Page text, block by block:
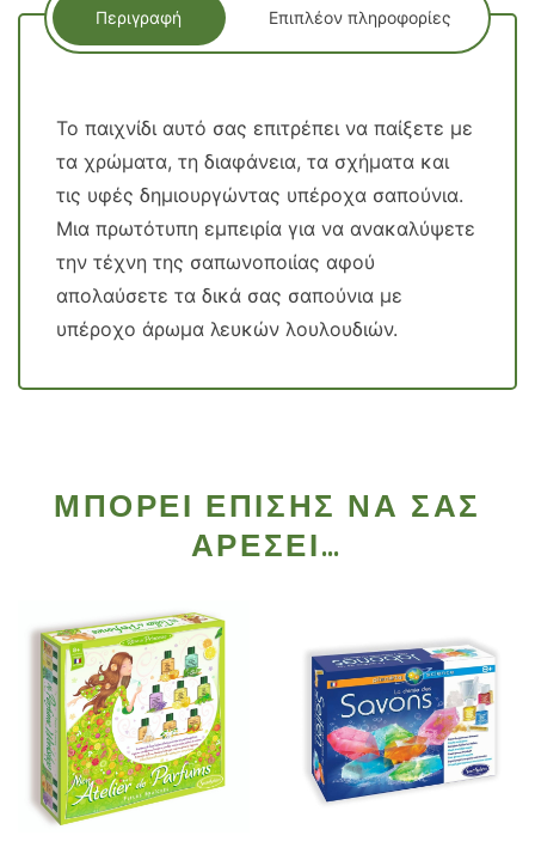
Περιγραφή Επιπλέον πληροφορίες
Το παιχνίδι αυτό σας επιτρέπει να παίξετε με
τα χρώματα, τη διαφάνεια, τα σχήματα και
τις υφές δημιουργώντας υπέροχα σαπούνια.
Μια πρωτότυπη εμπειρία για να ανακαλύψετε
την τέχνη της σαπωνοποιίας αφού
απολαύσετε τα δικά σας σαπούνια με
υπέροχο άρωμα λευκών λουλουδιών.
ΜΠΟΡΕΊ ΕΠΊΣΗΣ ΝΑ ΣΑΣ
ΑΡΈΣΕΙ…